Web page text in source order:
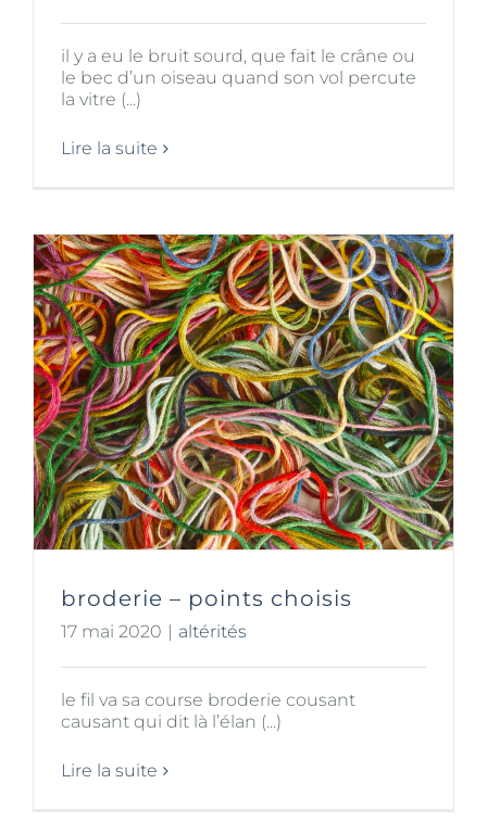
il y a eu le bruit sourd, que fait le crâne ou
le bec d’un oiseau quand son vol percute
la vitre (...)
Lire la suite
broderie – points choisis
17 mai 2020 | altérités
le fil va sa course broderie cousant
causant qui dit là l’élan (...)
Lire la suite